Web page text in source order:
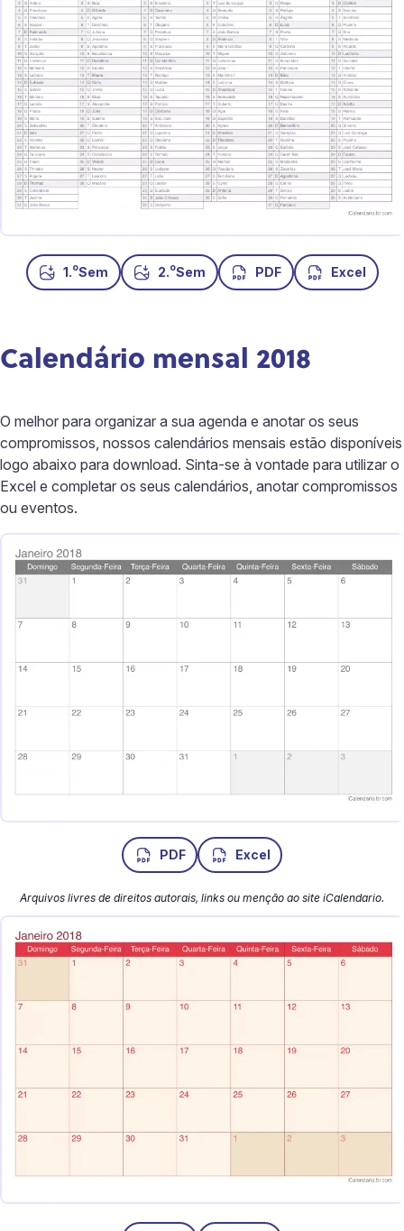
1.oSem 2.oSem PDF Excel
Calendário mensal 2018
O melhor para organizar a sua agenda e anotar os seus
compromissos, nossos calendários mensais estão disponíveis
logo abaixo para download. Sinta-se à vontade para utilizar o
Excel e completar os seus calendários, anotar compromissos
ou eventos.
PDF Excel
Arquivos livres de direitos autorais, links ou menção ao site iCalendario.